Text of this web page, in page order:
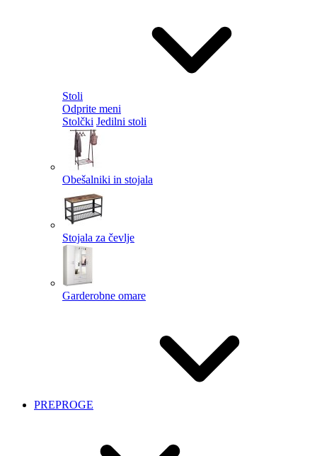
Stoli
Odprite meni
Stolčki Jedilni stoli
Obešalniki in stojala
Stojala za čevlje
Garderobne omare
PREPROGE